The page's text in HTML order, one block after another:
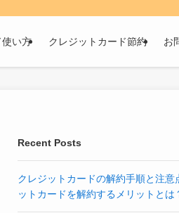
使い方 クレジットカード節約 お
Recent Posts
クレジットカードの解約手順と注意
ットカードを解約するメリットとは